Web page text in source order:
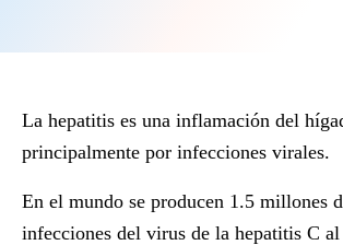
La hepatitis es una inflamación del
principalmente por infecciones virales.
En el mundo se producen 1.5 millones
infecciones del virus de la hepatitis C al